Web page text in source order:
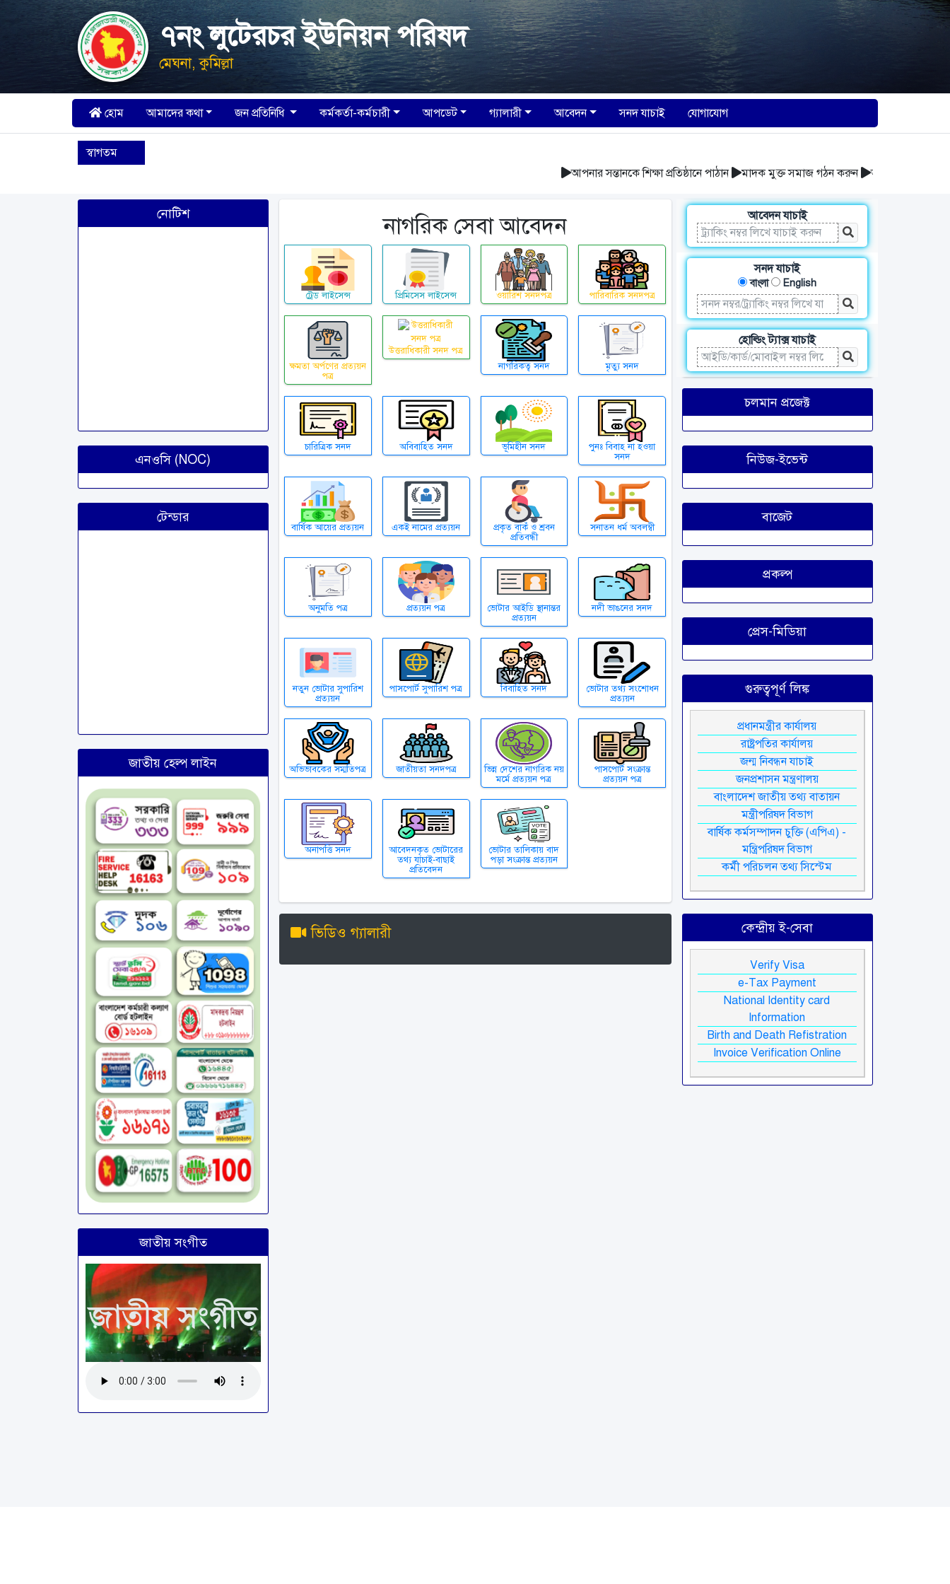
৭নং লুটেরচর ইউনিয়ন পরিষদ
মেঘনা, কুমিল্লা
হোম আমাদের কথা জন প্রতিনিধি কর্মকর্তা-কর্মচারী আপডেট গ্যালারী আবেদন সনদ যাচাই যোগাযোগ
স্বাগতম
আপনার সন্তানকে শিক্ষা প্রতিষ্ঠানে পাঠান
মাদক মুক্ত সমাজ গঠন করুন আবর্জনা সঠিক স্থানে ফেলুন
নোটিশ
এনওসি (NOC)
টেন্ডার
জাতীয় হেল্প লাইন
জাতীয় সংগীত
নাগরিক সেবা আবেদন
ট্রেড লাইসেন্স প্রিমিসেস লাইসেন্স ওয়ারিশ সনদপত্র পারিবারিক সনদপত্র
ক্ষমতা অর্পণের প্রত্যয়ন
পত্র
উত্তরাধিকারী সনদ পত্র
নাগরিকত্ব সনদ
মৃত্যু সনদ
চারিত্রিক সনদ অবিবাহিত সনদ ভূমিহীন সনদ
পুনঃ বিবাহ না হওয়া
সনদ
বার্ষিক আয়ের প্রত্যয়ন একই নামের প্রত্যয়ন
প্রকৃত বাকঁ ও শ্রবন
প্রতিবন্ধী
সনাতন ধর্ম অবলম্বী
অনুমতি পত্র প্রত্যয়ন পত্র
ভোটার আইডি স্থানান্তর
প্রত্যয়ন
নদী ভাঙনের সনদ
নতুন ভোটার সুপারিশ
প্রত্যয়ন
পাসপোর্ট সুপারিশ পত্র বিবাহিত সনদ
ভোটার তথ্য সংশোধন
প্রত্যয়ন
অভিভাবকের সম্মতিপত্র জাতীয়তা সনদপত্র
ভিন্ন দেশের নাগরিক নয়
মর্মে প্রত্যয়ন পত্র
পাসপোর্ট সংক্রান্ত
প্রত্যয়ন পত্র
অনাপত্তি সনদ
আবেদনকৃত ভোটারের
তথ্য যাচাই-বাছাই
প্রতিবেদন
ভোটার তালিকায় বাদ
পড়া সংক্রান্ত প্রত্যয়ন
ভিডিও গ্যালারী
আবেদন যাচাই
সনদ যাচাই
বাংলা English
হোল্ডিং ট্যাক্স যাচাই
চলমান প্রজেক্ট
নিউজ-ইভেন্ট
বাজেট
প্রকল্প
প্রেস-মিডিয়া
গুরুত্বপূর্ণ লিঙ্ক
প্রধানমন্ত্রীর কার্যালয়
রাষ্ট্রপতির কার্যালয়
জন্ম নিবন্ধন যাচাই
জনপ্রশাসন মন্ত্রণালয়
বাংলাদেশ জাতীয় তথ্য বাতায়ন
মন্ত্রীপরিষদ বিভাগ
বার্ষিক কর্মসম্পাদন চুক্তি (এপিএ) -
মন্ত্রিপরিষদ বিভাগ
কর্মী পরিচলন তথ্য সিস্টেম
কেন্দ্রীয় ই-সেবা
Verify Visa
e-Tax Payment
National Identity card
Information
Birth and Death Refistration
Invoice Verification Online